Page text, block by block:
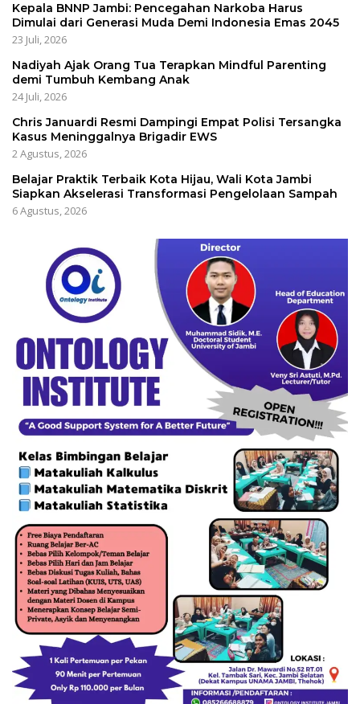
Kepala BNNP Jambi: Pencegahan Narkoba Harus
Dimulai dari Generasi Muda Demi Indonesia Emas 2045
23 Juli, 2026
Nadiyah Ajak Orang Tua Terapkan Mindful Parenting
demi Tumbuh Kembang Anak
24 Juli, 2026
Chris Januardi Resmi Dampingi Empat Polisi Tersangka
Kasus Meninggalnya Brigadir EWS
2 Agustus, 2026
Belajar Praktik Terbaik Kota Hijau, Wali Kota Jambi
Siapkan Akselerasi Transformasi Pengelolaan Sampah
6 Agustus, 2026